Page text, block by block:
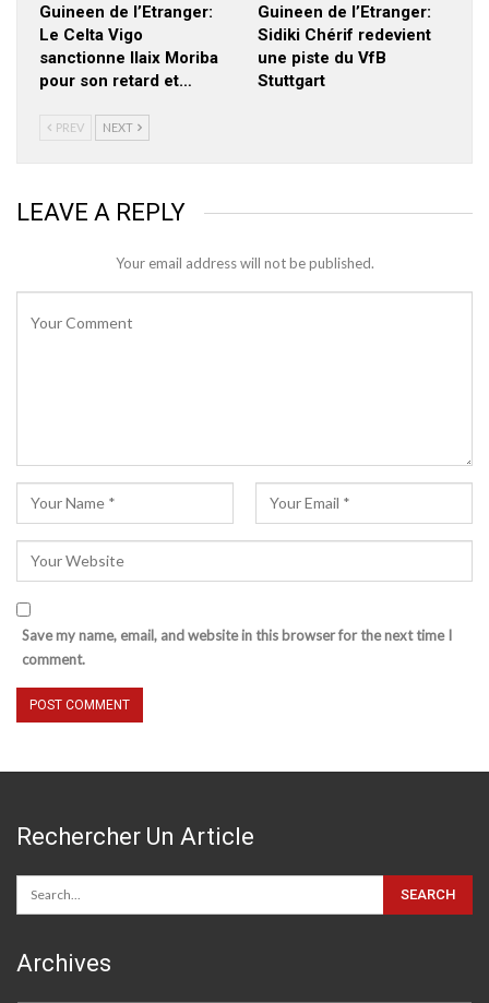
Guineen de l’Etranger:
Le Celta Vigo
sanctionne Ilaix Moriba
pour son retard et…
Guineen de l’Etranger:
Sidiki Chérif redevient
une piste du VfB
Stuttgart
PREV NEXT
LEAVE A REPLY
Your email address will not be published.
Save my name, email, and website in this browser for the next time I
comment.
Rechercher Un Article
Archives